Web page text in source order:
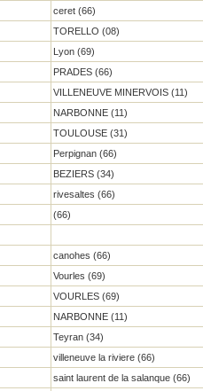
ceret (66)
TORELLO (08)
Lyon (69)
PRADES (66)
VILLENEUVE MINERVOIS (11)
NARBONNE (11)
TOULOUSE (31)
Perpignan (66)
BEZIERS (34)
rivesaltes (66)
(66)
canohes (66)
Vourles (69)
VOURLES (69)
NARBONNE (11)
Teyran (34)
villeneuve la riviere (66)
saint laurent de la salanque (66)